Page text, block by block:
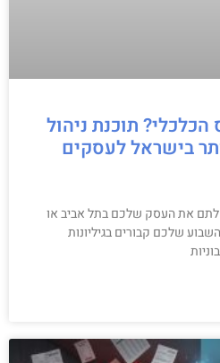
תוכנת ניהול
בישראל לעסקים
את העסק שלכם בתל אביב או
שלכם קבורים בגיליונות